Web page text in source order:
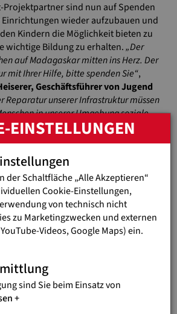
Projektpartner sind nun auf Spenden
wieder aufzubauen und
Kindern die Möglichkeit bieten zu
wichtige Bildung zu erhalten.„Der
auf Madagaskar mitten ins Herz. Der
mit Ihrer Hilfe, bitte spenden Sie“,
Geschäftsführer von Jugend
Reparatur unserer Infrastruktur müssen
in unserer Umgebung soziale
Opfer des Zyklons ‚Gezani‘ geworden
EINSTELLUNGEN
der Schaltfläche „Alle Akzeptieren“
Cookie-Einstellungen,
von technisch nicht
zu Marketingzwecken und externen
Videos, Google Maps) ein.
sind Sie beim Einsatz von